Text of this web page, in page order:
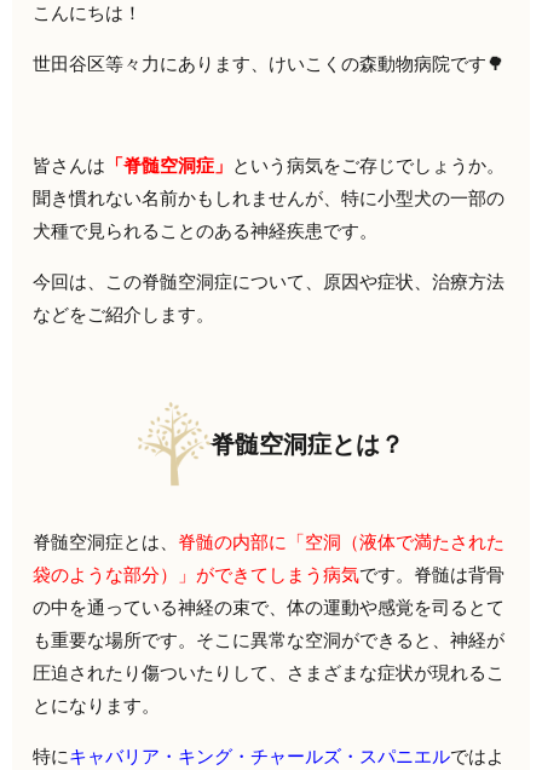
こんにちは！
世田谷区等々力にあります、けいこくの森動物病院です🌳
皆さんは 「脊髄空洞症」 という病気をご存じでしょうか。
聞き慣れない名前かもしれませんが、特に小型犬の一部の
犬種で見られることのある神経疾患です。
今回は、この脊髄空洞症について、原因や症状、治療方法
などをご紹介します。
脊髄空洞症とは？
脊髄空洞症とは、 脊髄の内部に「空洞（液体で満たされた
袋のような部分）」ができてしまう病気です。脊髄は背骨
の中を通っている神経の束で、体の運動や感覚を司るとて
も重要な場所です。そこに異常な空洞ができると、神経が
圧迫されたり傷ついたりして、さまざまな症状が現れるこ
とになります。
特にキャバリア・キング・チャールズ・スパニエルではよ